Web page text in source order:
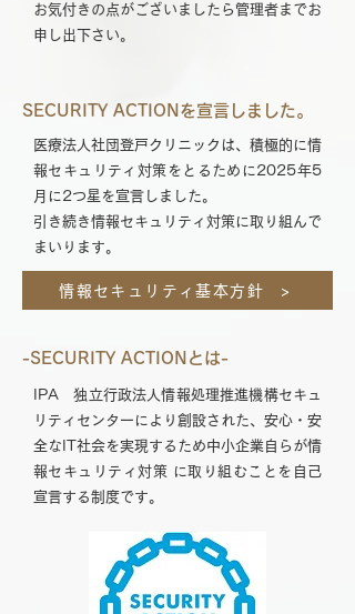
お気付きの点がございましたら管理者までお
申し出下さい。
SECURITY ACTIONを宣言しました。
医療法人社団登戸クリニックは、積極的に情
報セキュリティ対策をとるために2025年5
月に2つ星を宣言しました。
引き続き情報セキュリティ対策に取り組んで
まいります。
情報セキュリティ基本方針 >
-SECURITY ACTIONとは-
IPA 独立行政法人情報処理推進機構セキュ
リティセンターにより創設された、安心・安
全なIT社会を実現するため中小企業自らが情
報セキュリティ対策 に取り組むことを自己
宣言する制度です。